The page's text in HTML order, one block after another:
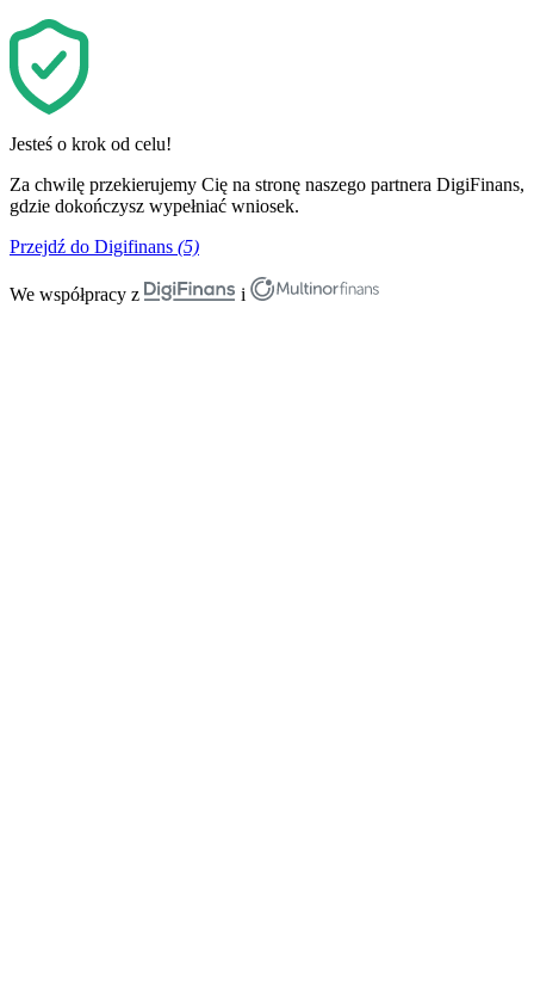
Jesteś o krok od celu!
Za chwilę przekierujemy Cię na stronę naszego partnera DigiFinans,
gdzie dokończysz wypełniać wniosek.
Przejdź do Digifinans (5)
We współpracy z i